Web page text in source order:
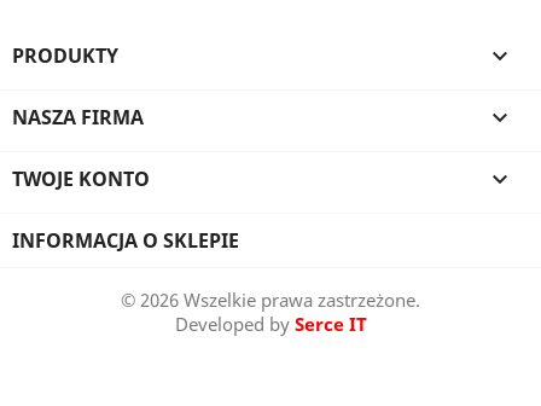
PRODUKTY 
NASZA FIRMA 
TWOJE KONTO 
INFORMACJA O SKLEPIE
© 2026 Wszelkie prawa zastrzeżone.
Developed by Serce IT